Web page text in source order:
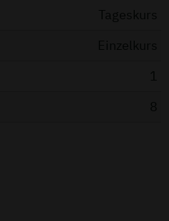
Tageskurs
1